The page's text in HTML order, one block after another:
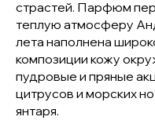
страстей. Парфюм
теплую атмосферу
лета наполнена
композиции кожу
пудровые и пряные
цитрусов и морских
янтаря.